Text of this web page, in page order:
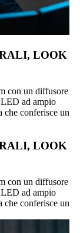
LOOK
con un diffusore
ad ampio
che conferisce un
LOOK
con un diffusore
ad ampio
che conferisce un